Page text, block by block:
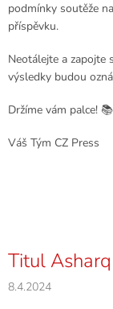
podmínky soutěže
příspěvku.
Neotálejte a zapojte
výsledky budou
Držíme vám palce!
Váš Tým CZ Press
Titul
8.4.2024